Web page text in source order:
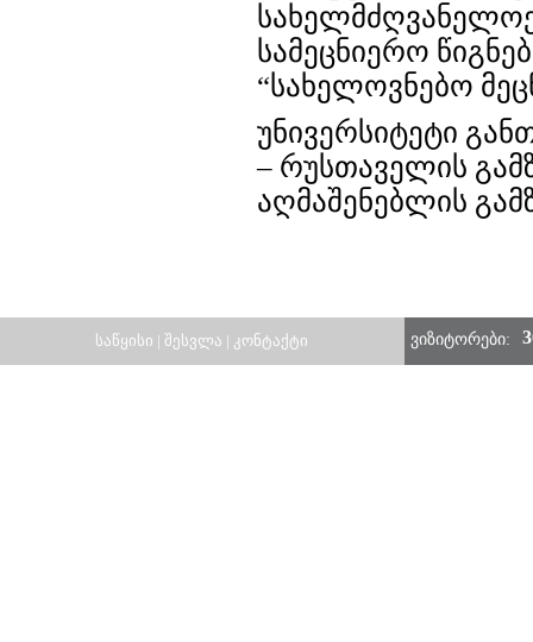
სამეცნიერო
“სახელოვნებო
უნივერსიტეტი
– რუსთაველის
აღმაშენებლის
საწყისი | შესვლა | კონტაქტი ვიზიტორები: